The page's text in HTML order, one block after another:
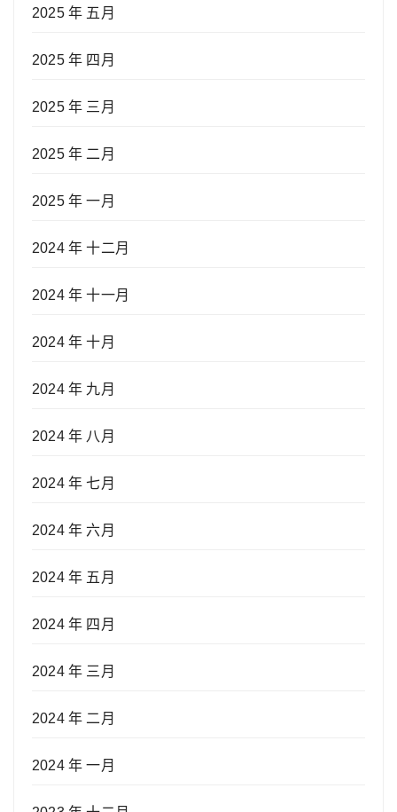
2025 年 五月
2025 年 四月
2025 年 三月
2025 年 二月
2025 年 一月
2024 年 十二月
2024 年 十一月
2024 年 十月
2024 年 九月
2024 年 八月
2024 年 七月
2024 年 六月
2024 年 五月
2024 年 四月
2024 年 三月
2024 年 二月
2024 年 一月